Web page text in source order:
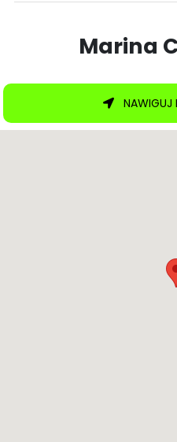
Marina
NAWIGUJ